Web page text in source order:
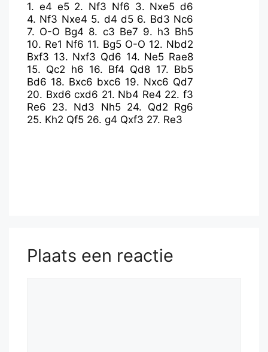
1. e4 e5 2. Nf3 Nf6 3. Nxe5 d6
4. Nf3 Nxe4 5. d4 d5 6. Bd3 Nc6
7. O-O Bg4 8. c3 Be7 9. h3 Bh5
10. Re1 Nf6 11. Bg5 O-O 12. Nbd2
Bxf3 13. Nxf3 Qd6 14. Ne5 Rae8
15. Qc2 h6 16. Bf4 Qd8 17. Bb5
Bd6 18. Bxc6 bxc6 19. Nxc6 Qd7
20. Bxd6 cxd6 21. Nb4 Re4 22.f3
Re6 23. Nd3 Nh5 24. Qd2 Rg6
25. Kh2 Qf5 26. g4 Qxf3 27. Re3
Plaats een reactie